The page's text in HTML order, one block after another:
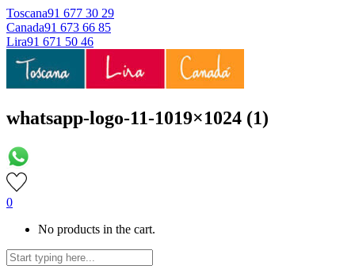
Toscana91 677 30 29
Canada91 673 66 85
Lira91 671 50 46
whatsapp-logo-11-1019×1024 (1)
0
No products in the cart.